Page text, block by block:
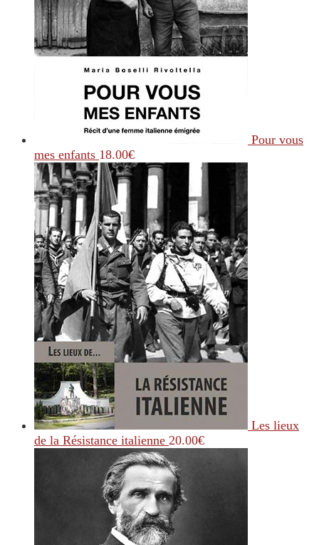
Pour vous
mes enfants 18.00€
Les lieux
de la Résistance italienne 20.00€